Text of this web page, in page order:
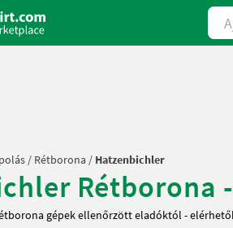
/ Rétborona / Hatzenbichler
Rétborona
gépek ellenőrzött eladóktól -